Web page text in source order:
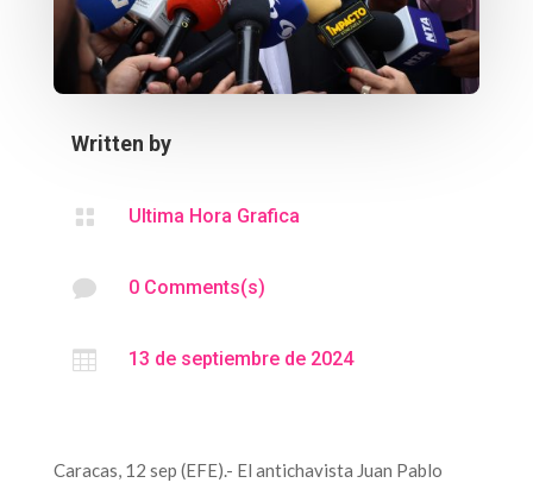
Written by
 Ultima Hora Grafica
 0 Comments(s)
 13 de septiembre de 2024
Caracas, 12 sep (EFE).- El antichavista Juan Pablo